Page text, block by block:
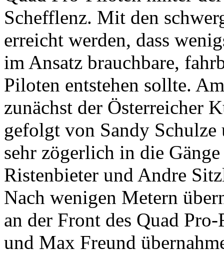
Schefflenz. Mit den
erreicht werden, dass
im Ansatz brauchbare,
Piloten entstehen sollte.
zunächst der Österreicher
gefolgt von Sandy
sehr zögerlich in die
Ristenbieter und Andre
Nach wenigen Metern
an der Front des Quad
und Max Freund